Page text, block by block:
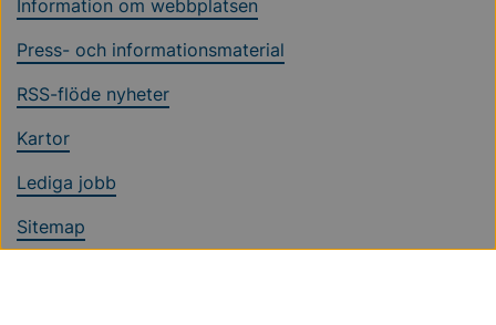
Information om webbplatsen
Press- och informationsmaterial
RSS-flöde nyheter
Kartor
Lediga jobb
Sitemap